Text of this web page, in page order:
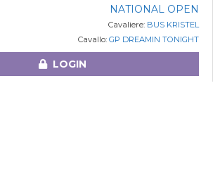
NATIONAL OPEN
Cavaliere: BUS KRISTEL
Cavallo: GP DREAMIN TONIGHT
LOGIN